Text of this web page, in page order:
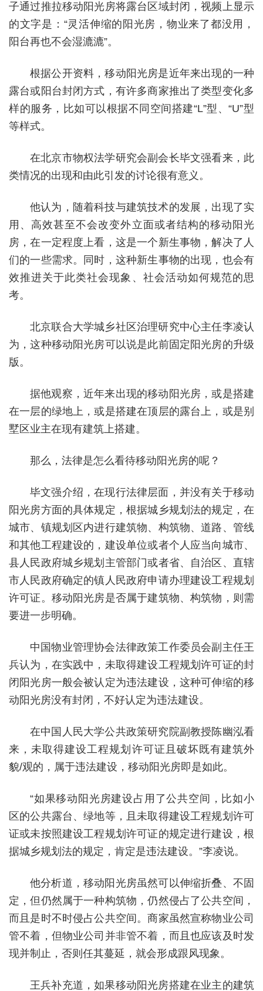
子通过推拉移动阳光房将露台区域封闭，视频上显示
的文字是：“灵活伸缩的阳光房，物业来了都没用，
阳台再也不会湿漉漉”。
根据公开资料，移动阳光房是近年来出现的一种
露台或阳台封闭方式，有许多商家推出了类型变化多
样的服务，比如可以根据不同空间搭建“L”型、“U”型
等样式。
在北京市物权法学研究会副会长毕文强看来，此
类情况的出现和由此引发的讨论很有意义。
他认为，随着科技与建筑技术的发展，出现了实
用、高效甚至不会改变外立面或者结构的移动阳光
房，在一定程度上看，这是一个新生事物，解决了人
们的一些需求。同时，这种新生事物的出现，也会有
效推进关于此类社会现象、社会活动如何规范的思
考。
北京联合大学城乡社区治理研究中心主任李凌认
为，这种移动阳光房可以说是此前固定阳光房的升级
版。
据他观察，近年来出现的移动阳光房，或是搭建
在一层的绿地上，或是搭建在顶层的露台上，或是别
墅区业主在现有建筑上搭建。
那么，法律是怎么看待移动阳光房的呢？
毕文强介绍，在现行法律层面，并没有关于移动
阳光房方面的具体规定，根据城乡规划法的规定，在
城市、镇规划区内进行建筑物、构筑物、道路、管线
和其他工程建设的，建设单位或者个人应当向城市、
县人民政府城乡规划主管部门或者省、自治区、直辖
市人民政府确定的镇人民政府申请办理建设工程规划
许可证。移动阳光房是否属于建筑物、构筑物，则需
要进一步明确。
中国物业管理协会法律政策工作委员会副主任王
兵认为，在实践中，未取得建设工程规划许可证的封
闭阳光房一般会被认定为违法建设，这种可伸缩的移
动阳光房没有封闭，不好认定为违法建设。
在中国人民大学公共政策研究院副教授陈幽泓看
来，未取得建设工程规划许可证且破坏既有建筑外
貌/观的，属于违法建设，移动阳光房即是如此。
“如果移动阳光房建设占用了公共空间，比如小
区的公共露台、绿地等，且未取得建设工程规划许可
证或未按照建设工程规划许可证的规定进行建设，根
据城乡规划法的规定，肯定是违法建设。”李凌说。
他分析道，移动阳光房虽然可以伸缩折叠、不固
定，但仍然属于一种构筑物，仍然侵占了公共空间，
而且是时不时侵占公共空间。商家虽然宣称物业公司
管不着，但物业公司并非管不着，而且也应该及时发
现并制止，否则任其蔓延，就会形成跟风现象。
王兵补充道，如果移动阳光房搭建在业主的建筑